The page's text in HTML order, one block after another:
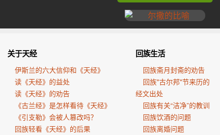
关于天经
伊斯兰的六大信仰和《天经》
读《天经》的益处
读《天经》的劝告
《古兰经》是怎样看待《天经》
《引支勒》会被人篡改吗？
回族轻看《天经》的后果
回族生活
回族斋月封斋的劝告
回族"古尔邦"节来历的
经文出处
回族有关“洁净”的教训
回族饮酒的问题
回族离婚问题